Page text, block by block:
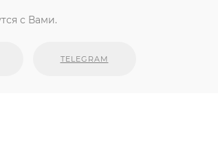
с Вами.
TELEGRAM